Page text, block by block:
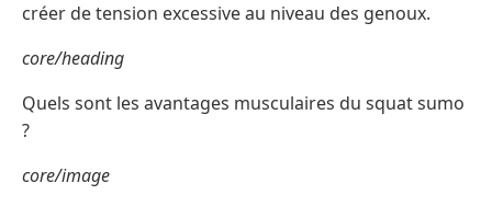
créer de tension excessive au niveau des genoux.
core/heading
Quels sont les avantages musculaires du squat sumo
?
core/image